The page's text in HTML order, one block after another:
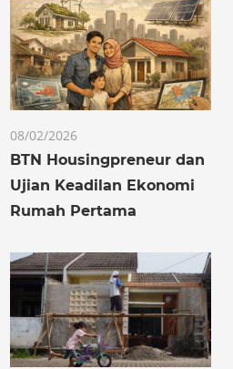
08/02/2026
BTN Housingpreneur dan
Ujian Keadilan Ekonomi
Rumah Pertama